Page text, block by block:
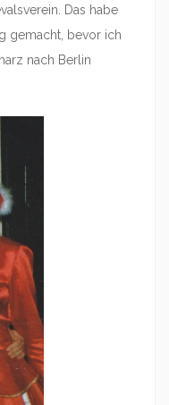
Das habe
gemacht, bevor ich
nach Berlin